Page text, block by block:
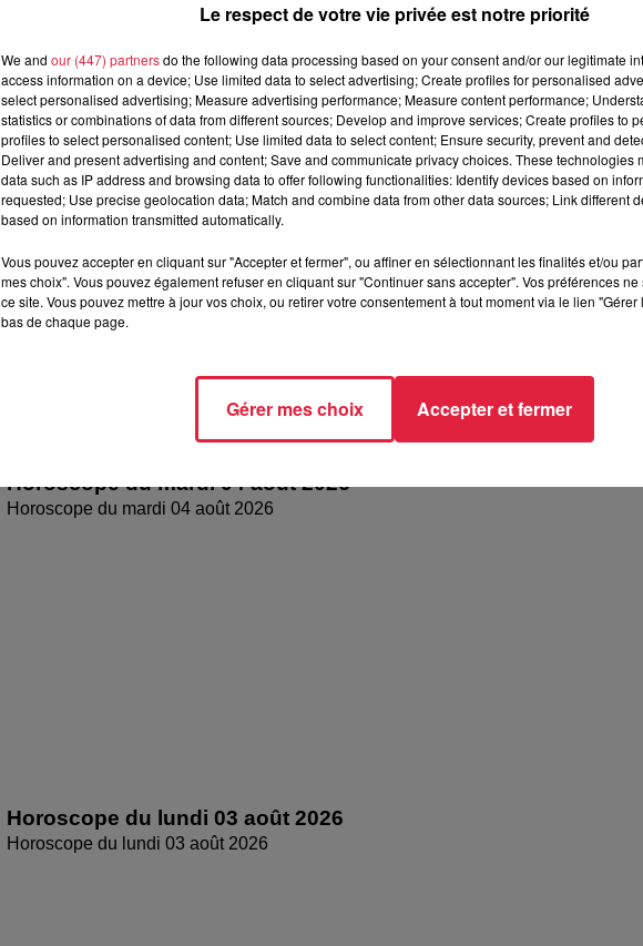
Horoscope mercredi 05
Horoscope mercredi 05
Horoscope du mardi 04 août 2026
Horoscope du mardi 04 août 2026
Horoscope du lundi 03 août 2026
Horoscope du lundi 03 août 2026
Le respect de votre vie privée est notre priorité
We and our (447) partnersdo the following data processing based on your consent and/or our legitimate
access information on a device; Use limited data to select advertising; Create profiles for personalised
select personalised advertising; Measure advertising performance; Measure content performance;
statistics or combinations of data from different sources; Develop and improve services; Create profiles to
profiles to select personalised content; Use limited data to select content; Ensure security, prevent and
Deliver and present advertising and content; Save and communicate privacy choices. These technologies
data such as IP address and browsing data to offer following functionalities: Identify devices based on
requested; Use precise geolocation data; Match and combine data from other data sources; Link different
based on information transmitted automatically.
Vous pouvez accepter en cliquant sur "Accepter et fermer", ou affiner en sélectionnant les finalités et/ou
mes choix". Vous pouvez également refuser en cliquant sur "Continuer sans accepter". Vos préférences
ce site. Vous pouvez mettre à jour vos choix, ou retirer votre consentement à tout moment via le lien
bas de chaque page.
Gérer mes choix Accepter et fermer